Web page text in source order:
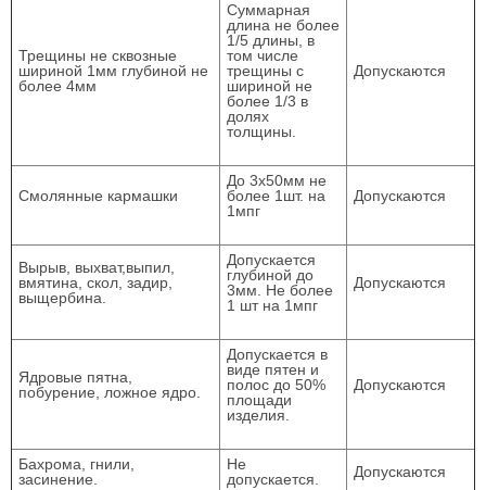
Трещины не сквозные
шириной 1мм глубиной не
более 4мм
Суммарная
длина не более
1/5 длины, в
том числе
трещины с
шириной не
более 1/3 в
долях
толщины.
Допускаются
Смолянные кармашки
До 3х50мм не
более 1шт. на
1мпг
Допускаются
Вырыв, выхват,выпил,
вмятина, скол, задир,
выщербина.
Допускается
глубиной до
3мм. Не более
1 шт на 1мпг
Допускаются
Ядровые пятна,
побурение, ложное ядро.
Допускается в
виде пятен и
полос до 50%
площади
изделия.
Допускаются
Бахрома, гнили,
засинение.
Не
допускается.
Допускаются